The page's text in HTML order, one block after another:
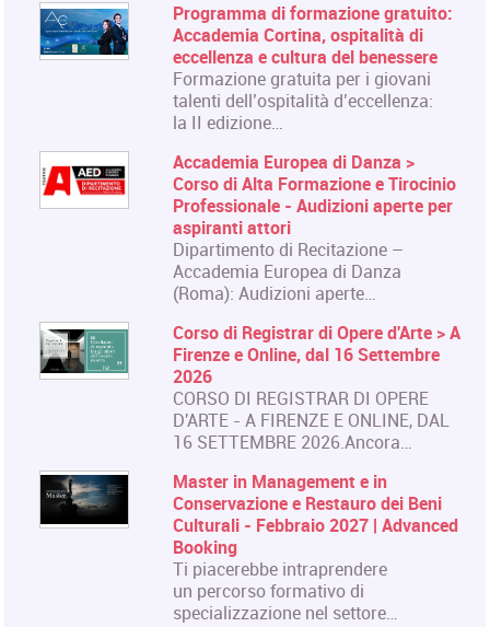
Programma di formazione gratuito:
Accademia Cortina, ospitalità di
eccellenza e cultura del benessere
Formazione gratuita per i giovani
talenti dell’ospitalità d’eccellenza:
la II edizione…
Accademia Europea di Danza >
Corso di Alta Formazione e Tirocinio
Professionale - Audizioni aperte per
aspiranti attori
Dipartimento di Recitazione –
Accademia Europea di Danza
(Roma): Audizioni aperte…
Corso di Registrar di Opere d'Arte > A
Firenze e Online, dal 16 Settembre
2026
CORSO DI REGISTRAR DI OPERE
D'ARTE - A FIRENZE E ONLINE, DAL
16 SETTEMBRE 2026.Ancora…
Master in Management e in
Conservazione e Restauro dei Beni
Culturali - Febbraio 2027 | Advanced
Booking
Ti piacerebbe intraprendere
un percorso formativo di
specializzazione nel settore…